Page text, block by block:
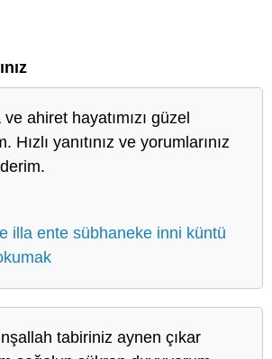
ahiret hayatımızı güzel
Hızlı yanıtınız ve yorumlarınız
illa ente sübhaneke inni küntü
tabiriniz aynen çıkar